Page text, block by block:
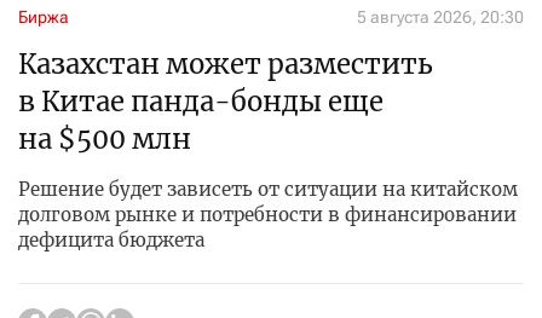
Биржа 5 августа 2026, 20:30
Казахстан может разместить
в Китае панда-бонды еще
на $500 млн
Решение будет зависеть от ситуации на китайском
долговом рынке и потребности в финансировании
дефицита бюджета